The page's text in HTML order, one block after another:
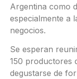
Argentina como
especialmente a
negocios.
Se esperan
150 productores
degustarse de